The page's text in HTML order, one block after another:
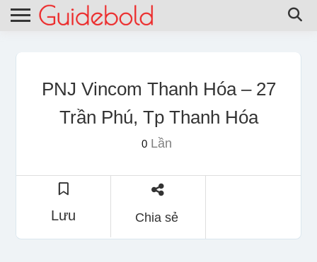
PNJ Vincom Thanh Hóa – 27
Trần Phú, Tp Thanh Hóa
0Lần
Lưu Chia sẻ